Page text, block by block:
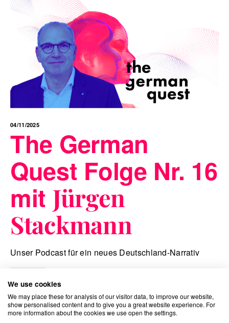
04/11/2025
The German
Quest Folge Nr. 16
mit Jürgen
Stackmann
Unser Podcast für ein neues Deutschland-Narrativ
We use cookies
We may place these for analysis of our visitor data, to improve our website,
show personalised content and to give you a great website experience. For
more information about the cookies we use open the settings.